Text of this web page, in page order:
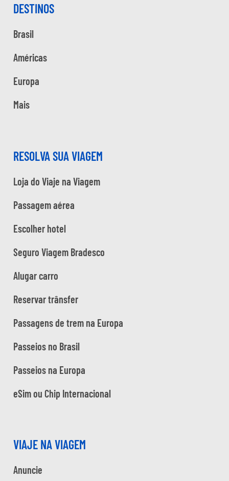
DESTINOS
Brasil
Américas
Europa
Mais
RESOLVA SUA VIAGEM
Loja do Viaje na Viagem
Passagem aérea
Escolher hotel
Seguro Viagem Bradesco
Alugar carro
Reservar trânsfer
Passagens de trem na Europa
Passeios no Brasil
Passeios na Europa
eSim ou Chip Internacional
VIAJE NA VIAGEM
Anuncie